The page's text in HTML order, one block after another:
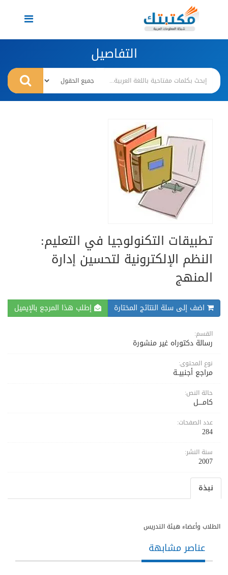
Toggle
navigation
التفاصيل
تطبيقات التكنولوجيا في التعليم:
النظم الإلكترونية لتحسين إدارة
المنهج
اضف إلى سلة النتائج المختارة إطلب هذا المرجع بالإيميل
القسم:
رسالة دكتوراه غير منشورة
نوع المحتوى:
مراجع أجنبيــة
حالة النص:
كامــــل
عدد الصفحات:
284
سنة النشر:
2007
نبذة
الطلاب وأعضاء هيئة التدريس
عناصر مشابهة